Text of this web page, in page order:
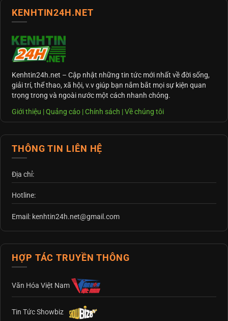
KENHTIN24H.NET
Kenhtin24h.net – Cập nhật những tin tức mới nhất về đời sống,
giải trí, thể thao, xã hội, v.v giúp bạn nắm bắt mọi sự kiện quan
trọng trong và ngoài nước một cách nhanh chóng.
Giới thiệu |Quảng cáo |Chính sách |Về chúng tôi
THÔNG TIN LIÊN HỆ
Địa chỉ:
Hotline:
Email: kenhtin24h.net@gmail.com
HỢP TÁC TRUYỀN THÔNG
Văn Hóa Việt Nam
Tin Tức Showbiz